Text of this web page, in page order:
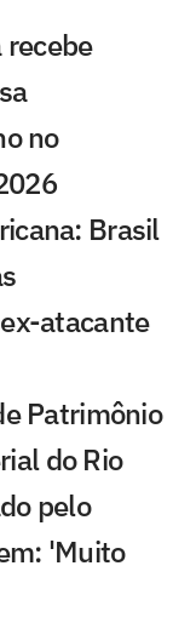
recebe
no
Brasil
atacante
Patrimônio
do Rio
pelo
'Muito